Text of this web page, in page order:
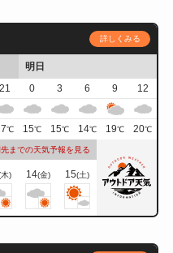
詳しくみる
明日
21 0 3 6 9
12
℃ 15℃ 15℃ 14℃ 19℃ 20℃
までの天気予報を見る
) 14(金) 15(土)